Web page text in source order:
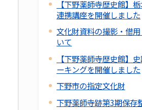
【下野薬師寺歴史館】
連携講座を開催しました
文化財資料の撮影・借
いて
【下野薬師寺歴史館】
ーキングを開催しました
下野市の指定文化財
下野薬師寺跡第3期保存